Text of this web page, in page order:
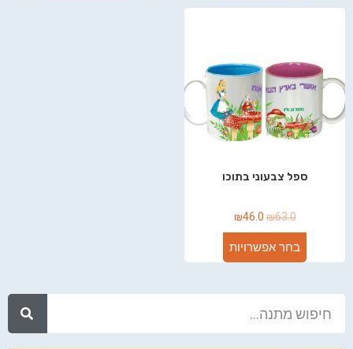
ספל צבעוני בתוכו
₪63.0
₪46.0
בחר אפשרויות